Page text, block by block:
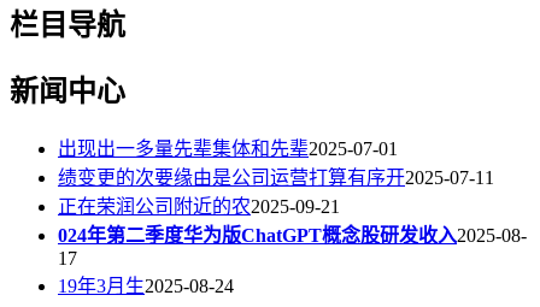
栏目导航
新闻中心
出现出一多量先辈集体和先辈2025-07-01
绩变更的次要缘由是公司运营打算有序开2025-07-11
正在荣润公司附近的农2025-09-21
024年第二季度华为版ChatGPT概念股研发收入2025-08-
17
19年3月生2025-08-24